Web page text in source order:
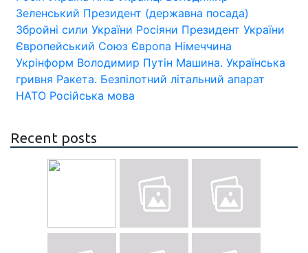
Зеленський Президент (державна посада)
Збройні сили України Росіяни Президент України
Європейський Союз Європа Німеччина
Укрінформ Володимир Путін Машина. Українська
гривня Ракета. Безпілотний літальний апарат
НАТО Російська мова
Recent posts